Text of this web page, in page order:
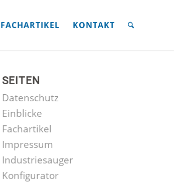
FACHARTIKEL KONTAKT
SEITEN
Datenschutz
Einblicke
Fachartikel
Impressum
Industriesauger
Konfigurator